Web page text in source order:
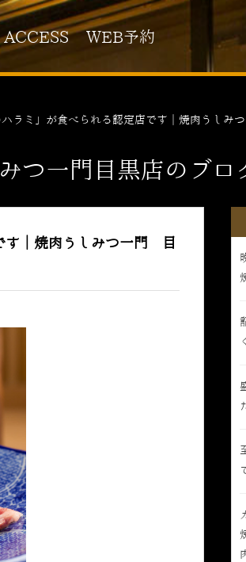
ACCESS WEB予約
ラミ」が食べられる認定店です｜焼肉うしみ
つ一門目黒店のブロ
す｜焼肉うしみつ一門 目